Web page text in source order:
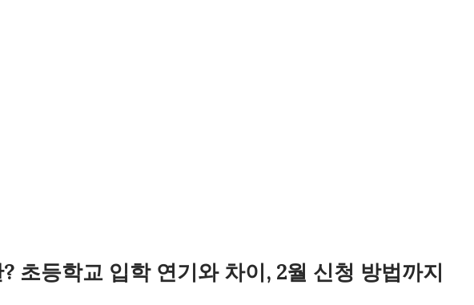
초등학교 입학 연기와 차이, 2월 신청 방법까지